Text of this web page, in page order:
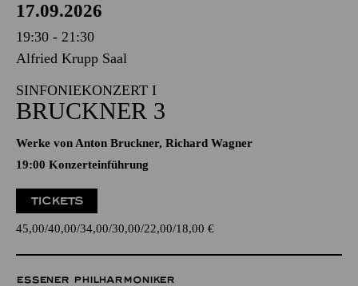
17.09.2026
19:30 - 21:30
Alfried Krupp Saal
SINFONIEKONZERT I
BRUCKNER 3
Werke von Anton Bruckner, Richard Wagner
19:00 Konzerteinführung
TICKETS
45,00 40,00 34,00 30,00 22,00 18,00 €
ESSENER PHILHARMONIKER